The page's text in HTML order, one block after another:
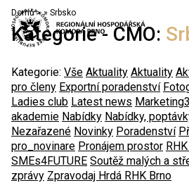
Domů » Srbsko
Kategorie - CMO:
Kategorie: Vše Aktuality Aktuality
pro členy Exportní poradenství
Ladies club Latest news
akademie Nabídky Nabídky,
Nezařazené Novinky Poradenství
pro_novinare Pronájem prostor
SMEs4FUTURE Soutěž malých a
zprávy Zpravodaj Hrdá RHK Brno